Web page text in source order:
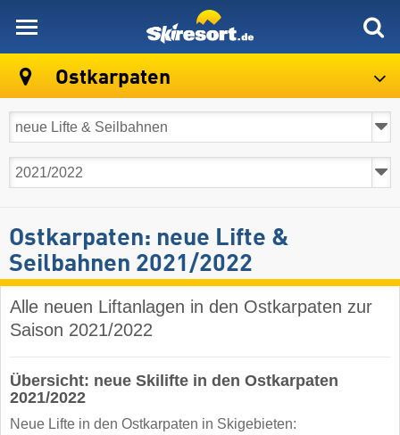
Ostkarpaten
Ostkarpaten: neue Lifte &
Seilbahnen 2021/2022
Alle neuen Liftanlagen in den Ostkarpaten zur
Saison 2021/2022
Übersicht: neue Skilifte in den Ostkarpaten
2021/2022
Neue Lifte in den Ostkarpaten in Skigebieten: